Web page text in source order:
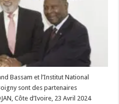
Bassam et l’Institut National
sont des partenaires
Côte d’Ivoire, 23 Avril 2024